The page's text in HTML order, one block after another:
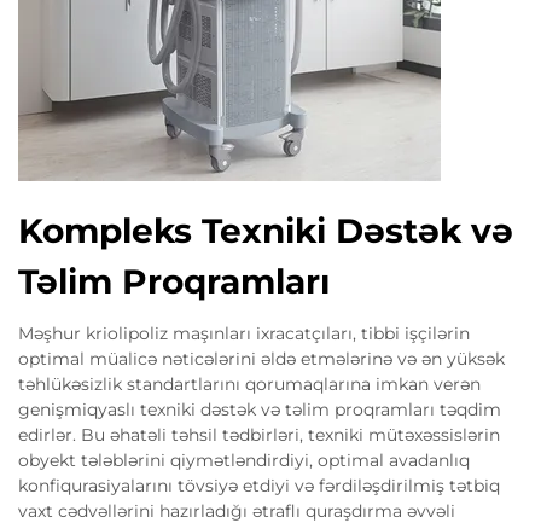
Kompleks Texniki Dəstək və
Təlim Proqramları
Məşhur kriolipoliz maşınları ixracatçıları, tibbi işçilərin
optimal müalicə nəticələrini əldə etmələrinə və ən yüksək
təhlükəsizlik standartlarını qorumaqlarına imkan verən
genişmiqyaslı texniki dəstək və təlim proqramları təqdim
edirlər. Bu əhatəli təhsil tədbirləri, texniki mütəxəssislərin
obyekt tələblərini qiymətləndirdiyi, optimal avadanlıq
konfiqurasiyalarını tövsiyə etdiyi və fərdiləşdirilmiş tətbiq
vaxt cədvəllərini hazırladığı ətraflı quraşdırma əvvəli